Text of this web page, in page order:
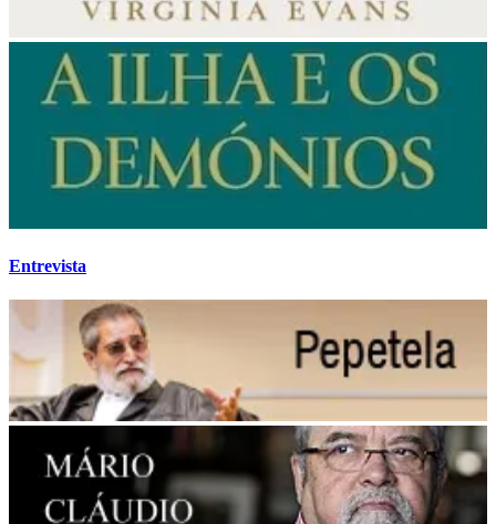
Entrevista